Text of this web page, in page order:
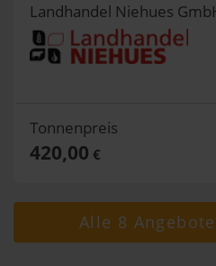
Landhandel Niehues
Tonnenpreis
420,00 €
Alle 8